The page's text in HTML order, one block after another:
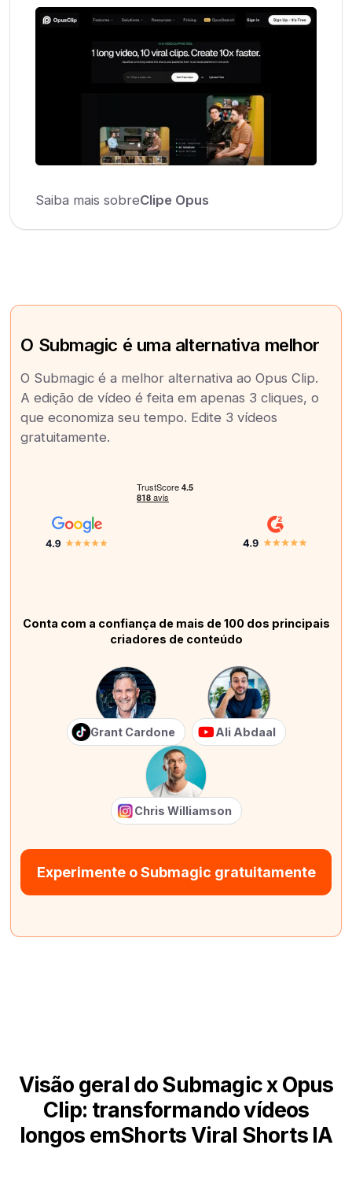
Saiba mais sobreClipe Opus
O Submagic é uma alternativa melhor
O Submagic é a melhor alternativa ao Opus Clip.
A edição de vídeo é feita em apenas 3 cliques, o
que economiza seu tempo. Edite 3 vídeos
gratuitamente.
Conta com a confiança de mais de 100 dos principais
criadores de conteúdo
Grant Cardone Ali Abdaal
Chris Williamson
Experimente o Submagic gratuitamente
Visão geral do Submagic x Opus
Clip: transformando vídeos
longos emShorts Viral Shorts IA